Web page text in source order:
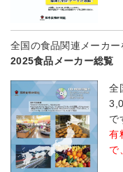
全国の食品関連メーカ
2025食品メーカー総覧
全
で
有
で